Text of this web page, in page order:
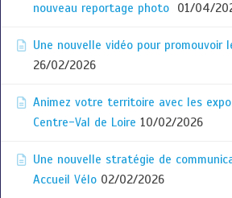
nouveau reportage photo
01/04/
Une nouvelle vidéo pour promouvoir
26/02/2026
Animez votre territoire avec les
Centre-Val de Loire 10/02/2026
Une nouvelle stratégie de
Accueil Vélo 02/02/2026